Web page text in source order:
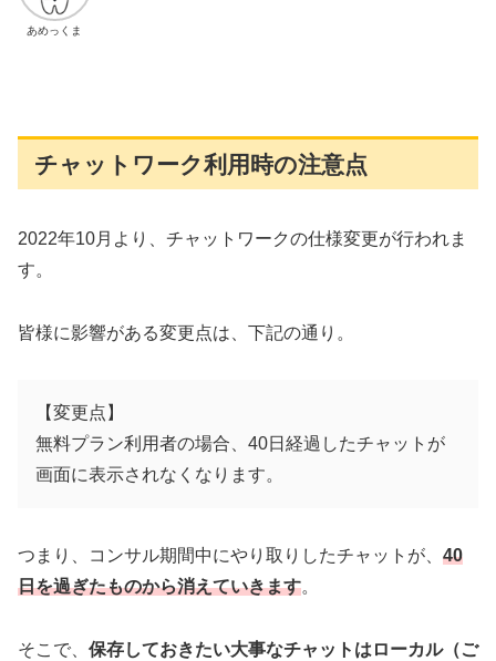
あめっくま
チャットワーク利用時の注意点
2022年10月より、チャットワークの仕様変更が行われま
す。
皆様に影響がある変更点は、下記の通り。
【変更点】
無料プラン利用者の場合、40日経過したチャットが
画面に表示されなくなります。
つまり、コンサル期間中にやり取りしたチャットが、 40
日を過ぎたものから消えていきます。
そこで、 保存しておきたい大事なチャットはローカル（ご